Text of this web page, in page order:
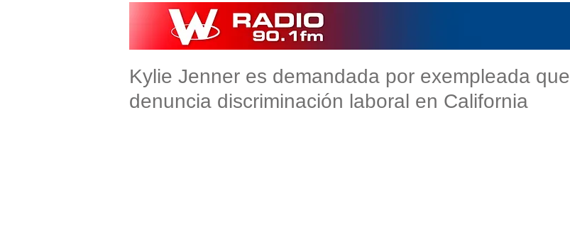
Kylie Jenner es demandada por exempleada que
denuncia discriminación laboral en California